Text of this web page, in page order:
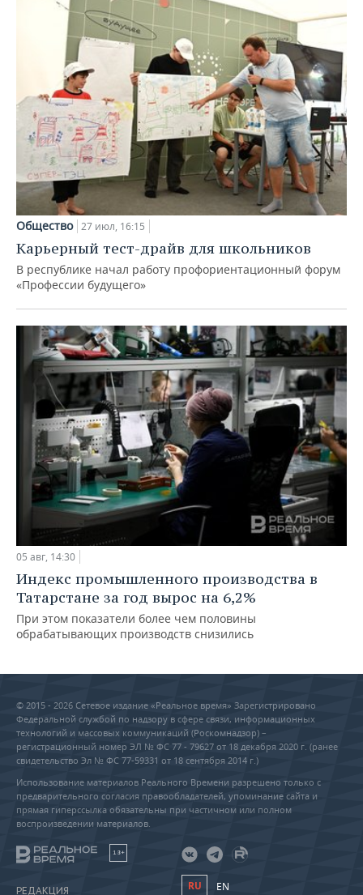
Общество 27 июл, 16:15
Карьерный тест-драйв для школьников
В республике начал работу профориентационный форум
«Профессии будущего»
05 авг, 14:30
Индекс промышленного производства в
Татарстане за год вырос на 6,2%
При этом показатели более чем половины
обрабатывающих производств снизились
© 2015 - 2026 Сетевое издание «Реальное время» Зарегистрировано
Федеральной службой по надзору в сфере связи, информационных
технологий и массовых коммуникаций (Роскомнадзор) –
регистрационный номер ЭЛ № ФС 77 - 79627 от 18 декабря 2020 г. (ранее
свидетельство Эл № ФС 77-59331 от 18 сентября 2014 г.)
Использование материалов Реального Времени разрешено только с
предварительного согласия правообладателей, упоминание сайта и
прямая гиперссылка обязательны при частичном или полном
воспроизведении материалов.
18+
РЕДАКЦИЯ RU EN